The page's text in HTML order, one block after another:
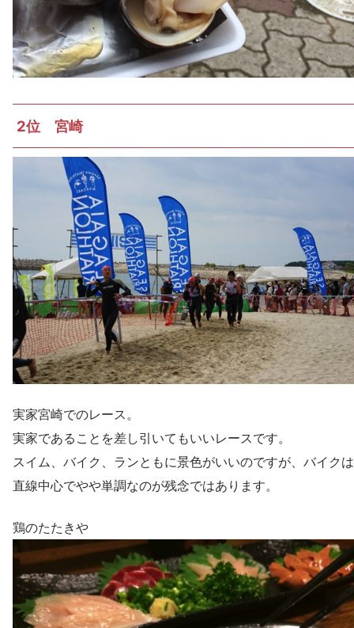
2位 宮崎
実家宮崎でのレース。
実家であることを差し引いてもいいレースです。
スイム、バイク、ランともに景色がいいのですが、バイクは
直線中心でやや単調なのが残念ではあります。
鶏のたたきや